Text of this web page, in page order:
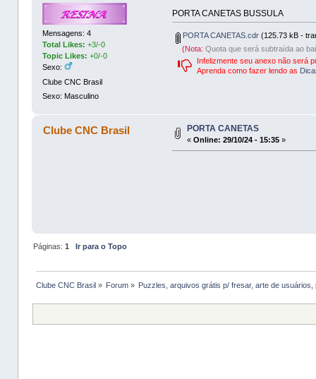
Mensagens: 4
Total Likes:+3/-0
Topic Likes: +0/-0
Sexo:
Clube CNC Brasil
Sexo: Masculino
PORTA CANETAS BUSSULA
PORTA CANETAS.cdr (125.73 kB -
(Nota: Quota que será subtraída ao
Infelizmente seu anexo não será
Aprenda como fazer lendo as
Clube CNC Brasil PORTA CANETAS
«Online: 29/10/24 - 15:35 »
Páginas: 1 Ir para o Topo
Clube CNC Brasil» Forum » Puzzles, arquivos grátis p/ fresar, arte de usuários,